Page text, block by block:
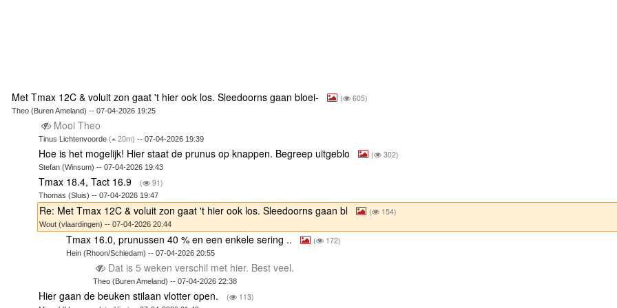
Met Tmax 12C & voluit zon gaat 't hier ook los. Sleedoorns gaan bloei- ( 605)
Theo (Buren Ameland) -- 07-04-2026 19:25
Mooi Theo
Tinus Lichtenvoorde( 20m) -- 07-04-2026 19:39
Hoe is het mogelijk! Hier staat de prunus op knappen. Begreep uitgeblo ( 302)
Stefan (Winsum) -- 07-04-2026 19:43
Tmax 18.4, Tact 16.9 ( 91)
Thomas (Sluis) -- 07-04-2026 19:47
Re: Met Tmax 12C & voluit zon gaat 't hier ook los. Sleedoorns gaan bl ( 154)
Wout (vlaardingen) -- 07-04-2026 20:44
Tmax 16.0, prunussen 40 % en een enkele sering .. ( 172)
Hein (Rhoon/Schiedam) -- 07-04-2026 20:55
Dat is 5 weken verschil met hier. Best veel.
Theo (Buren Ameland) -- 07-04-2026 22:38
Hier gaan de beuken stilaan vlotter open. ( 113)